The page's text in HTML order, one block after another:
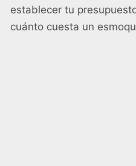
establecer tu
cuánto cuesta un